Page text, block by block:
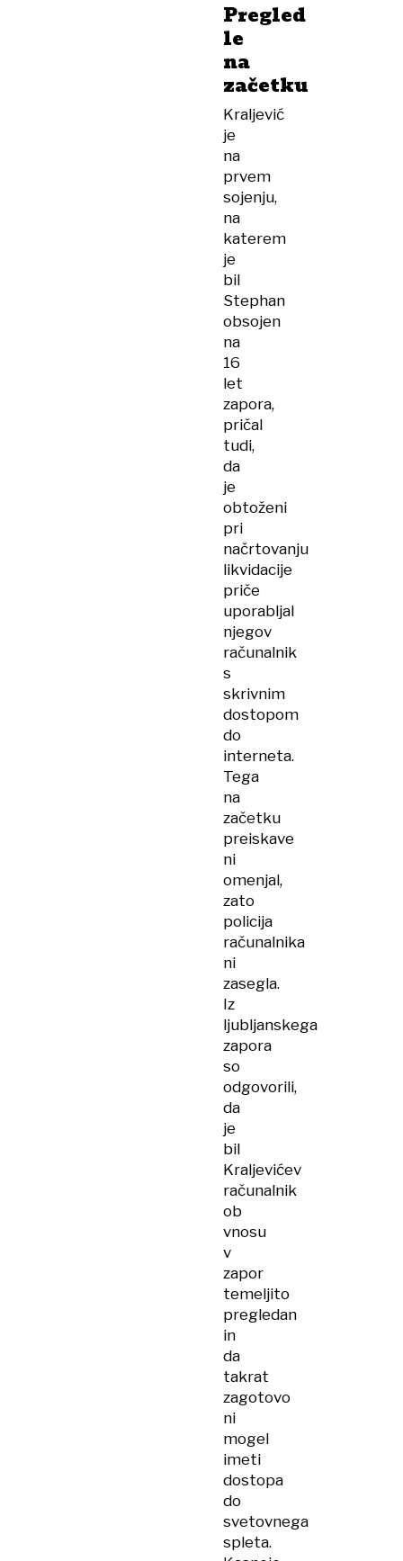
mu
maščevati
Pregled
le
na
začetku
Kraljević
je
na
prvem
sojenju,
na
katerem
je
bil
Stephan
obsojen
na
16
let
zapora,
pričal
tudi,
da
je
obtoženi
pri
načrtovanju
likvidacije
priče
uporabljal
njegov
računalnik
s
skrivnim
dostopom
do
interneta.
Tega
na
začetku
preiskave
ni
omenjal,
zato
policija
računalnika
ni
zasegla.
Iz
ljubljanskega
zapora
so
odgovorili,
da
je
bil
Kraljevićev
računalnik
ob
vnosu
v
zapor
temeljito
pregledan
in
da
takrat
zagotovo
ni
mogel
imeti
dostopa
do
svetovnega
spleta.